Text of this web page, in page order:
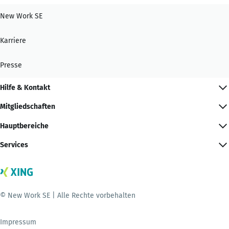
New Work SE
Karriere
Presse
Hilfe & Kontakt
Mitgliedschaften
Hauptbereiche
Services
© New Work SE | Alle Rechte vorbehalten
Impressum